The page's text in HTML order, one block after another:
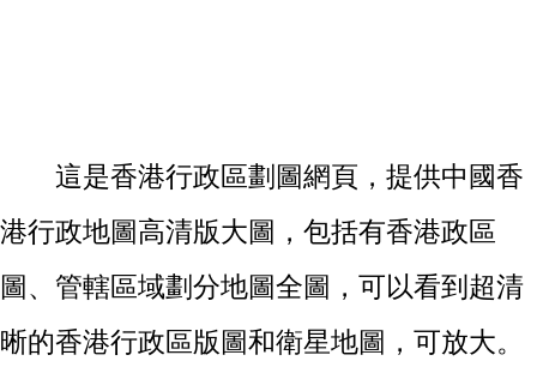
這是香港行政區劃圖網頁，提供中國香
港行政地圖高清版大圖，包括有香港政區
圖、管轄區域劃分地圖全圖，可以看到超清
晰的香港行政區版圖和衛星地圖，可放大。